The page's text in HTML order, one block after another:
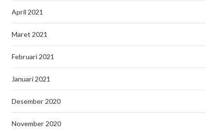
April 2021
Maret 2021
Februari 2021
Januari 2021
Desember 2020
November 2020